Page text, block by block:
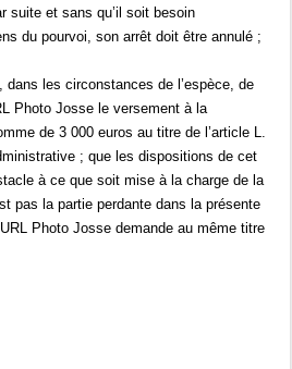
suite et sans qu’il soit besoin
du pourvoi, son arrêt doit être annulé ;
dans les circonstances de l’espèce, de
Photo Josse le versement à la
de 3 000 euros au titre de l’article L.
; que les dispositions de cet
à ce que soit mise à la charge de la
pas la partie perdante dans la présente
Photo Josse demande au même titre